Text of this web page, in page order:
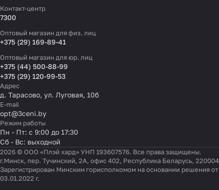
Контакт-центр
7300
Оптовый магазин для физ. лиц
+375 (29) 169-89-41
Оптовый магазин для юр. лиц
+375 (44) 500-88-99
+375 (29) 120-99-53
Адрес
д. Тарасово, ул. Луговая, 10б
E-mail
opt@3ceni.by
Режим работы
Пн - Пт: с 9:00 до 17:30
Сб - Вс: выходной
2026 © ООО «Плэй хард» УНП 193607576. Все права защищены.
г.Минск, пер. Тучинский, 2А, офис 402, Республика Беларусь, 220004
Зарегистрирован Минским горисполкомом на основании решения от
03.01.2022 г.